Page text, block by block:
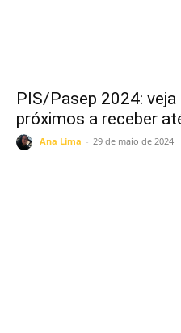
PIS/Pasep 2024:
próximos a receber
Ana Lima - 29 de maio de 2024